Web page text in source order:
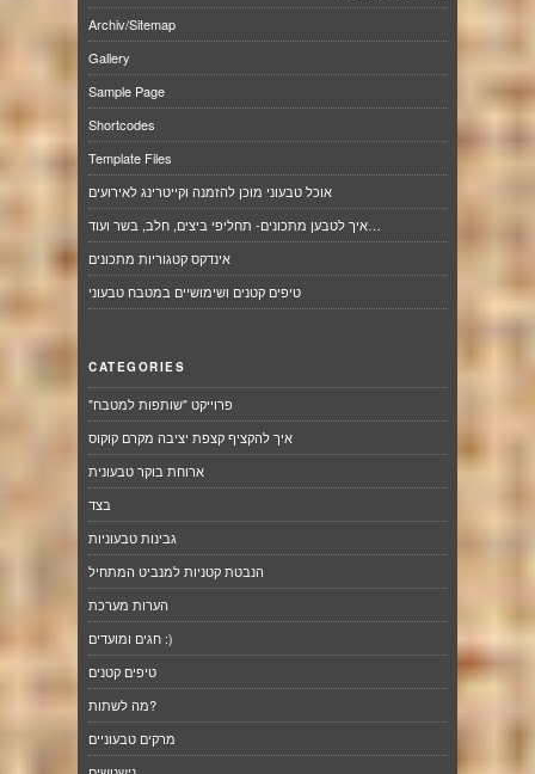
Archiv/Sitemap
Gallery
Sample Page
Shortcodes
Template Files
אוכל טבעוני מוכן להזמנה וקייטרינג לאירועים
איך לטבען מתכונים- תחליפי ביצים, חלב, בשר ועוד…
אינדקס קטגוריות מתכונים
טיפים קטנים ושימושיים במטבח טבעוני
CATEGORIES
"פרוייקט "שותפות למטבח
איך להקציף קצפת יציבה מקרם קוקוס
ארוחת בוקר טבעונית
בצד
גבינות טבעוניות
הנבטת קטניות למנביט המתחיל
הערות מערכת
חגים ומועדים :)
טיפים קטנים
מה לשתות?
מרקים טבעוניים